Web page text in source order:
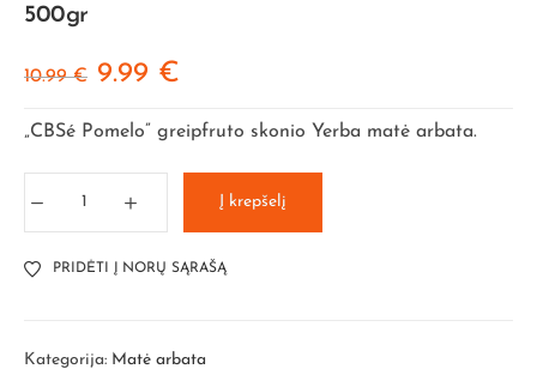
500gr
10.99€ 9.99 €
„CBSé Pomelo” greipfruto skonio Yerba matė arbata.
Į krepšelį
PRIDĖTI Į NORŲ SĄRAŠĄ
Kategorija: Matė arbata